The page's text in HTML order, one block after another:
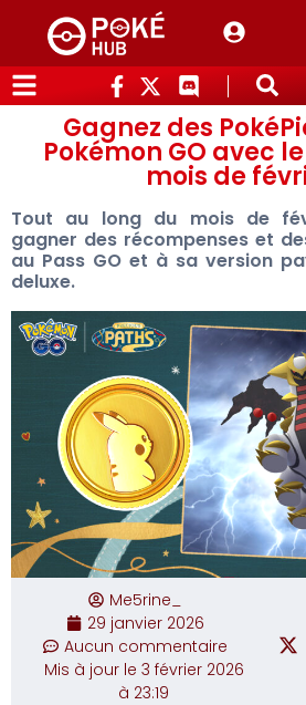
Gagnez des
Pokémon GO avec
mois de
Tout au long du mois de
gagner des récompenses et
au Pass GO et à sa version
deluxe.
Me5rine_
29 janvier 2026
Aucun commentaire
Mis à jour le 3 février 2026
à 23:19